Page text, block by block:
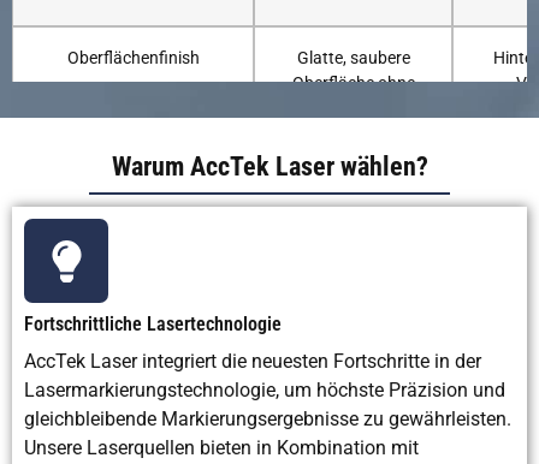
Oberflächenfinish
Glatte, saubere
Oberfläche ohne
Kosten der Ausrüstung
Hohe
Anfangsinvestition,
Wartung
minimaler Eingriff
erforderlich
Umweltbelastung Sehr niedrig
Warum AccTek Laser wählen?
Fortschrittliche Lasertechnologie
AccTek Laser integriert die neuesten Fortschritte in der
Lasermarkierungstechnologie, um höchste Präzision und
gleichbleibende Markierungsergebnisse zu gewährleisten.
Unsere Laserquellen bieten in Kombination mit